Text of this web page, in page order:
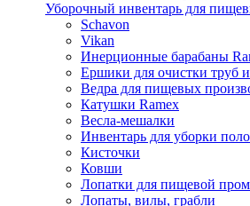
Уборочный инвентарь для
Schavon
Vikan
Инерционные барабаны
Ершики для очистки труб
Ведра для пищевых
Катушки Ramex
Весла-мешалки
Инвентарь для уборки
Кисточки
Ковши
Лопатки для пищевой
Лопаты, вилы, грабли